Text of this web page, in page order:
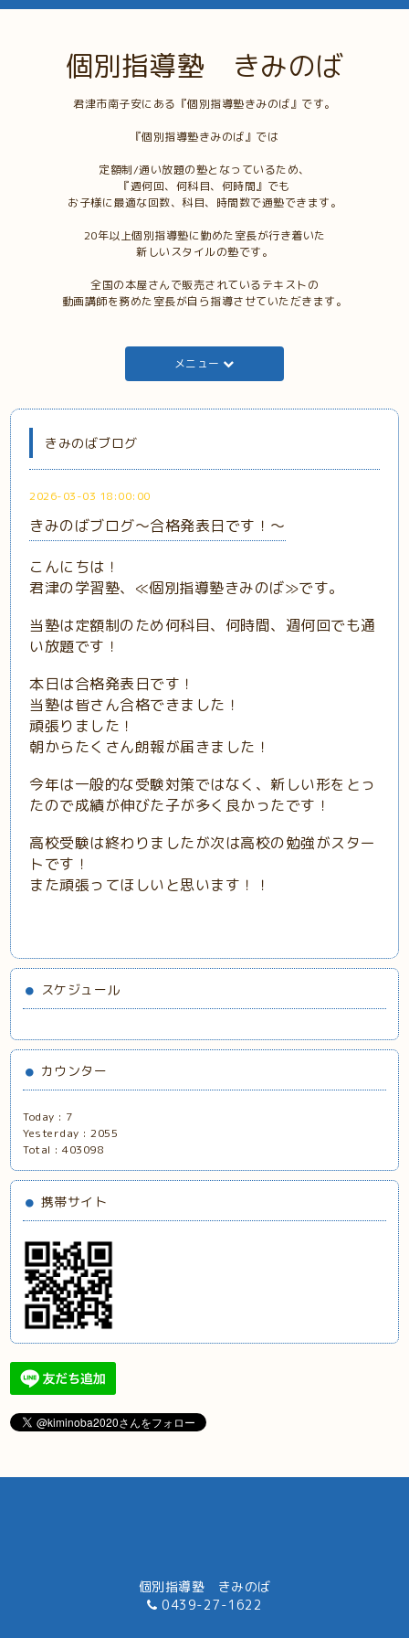
個別指導塾 きみのば
君津市南子安にある『個別指導塾きみのば』です。
『個別指導塾きみのば』では
定額制/通い放題の塾となっているため、
『週何回、何科目、何時間』でも
お子様に最適な回数、科目、時間数で通塾できます。
20年以上個別指導塾に勤めた室長が行き着いた
新しいスタイルの塾です。
全国の本屋さんで販売されているテキストの
動画講師を務めた室長が自ら指導させていただきます。
メニュー
きみのばブログ
2026-03-03 18:00:00
きみのばブログ～合格発表日です！～
こんにちは！
君津の学習塾、≪個別指導塾きみのば≫です。
当塾は定額制のため何科目、何時間、週何回でも通
い放題です！
本日は合格発表日です！
当塾は皆さん合格できました！
頑張りました！
朝からたくさん朗報が届きました！
今年は一般的な受験対策ではなく、新しい形をとっ
たので成績が伸びた子が多く良かったです！
高校受験は終わりましたが次は高校の勉強がスター
トです！
また頑張ってほしいと思います！！
スケジュール
カウンター
Today : 7
Yesterday :2055
Total :403098
携帯サイト
個別指導塾 きみのば
0439-27-1622